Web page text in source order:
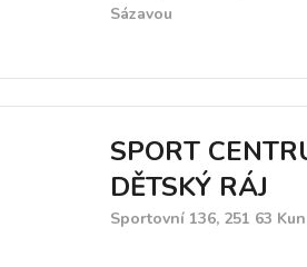
Sázavou
SPORT
DĚTSKÝ RÁJ
Sportovní 136, 251 63